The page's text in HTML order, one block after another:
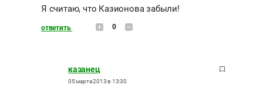
Я считаю, что Казионова забыли!
ответить 0
казанец
05 марта 2013 в 13:30